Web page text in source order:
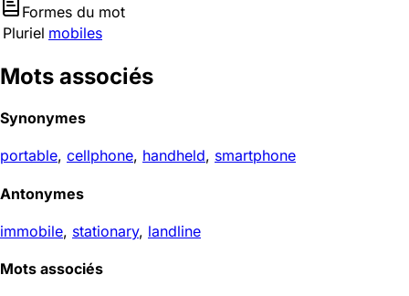
Formes du mot
Pluriel mobiles
Mots associés
Synonymes
portable, cellphone, handheld, smartphone
Antonymes
immobile, stationary, landline
Mots associés